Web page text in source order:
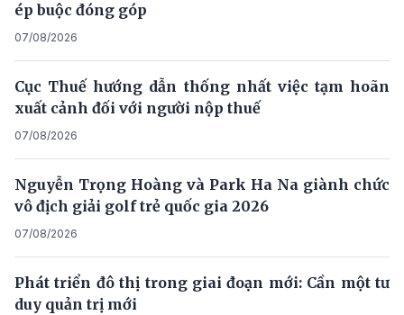
ép buộc đóng góp
07/08/2026
Cục Thuế hướng dẫn thống nhất việc tạm hoãn
xuất cảnh đối với người nộp thuế
07/08/2026
Nguyễn Trọng Hoàng và Park Ha Na giành chức
vô địch giải golf trẻ quốc gia 2026
07/08/2026
Phát triển đô thị trong giai đoạn mới: Cần một tư
duy quản trị mới